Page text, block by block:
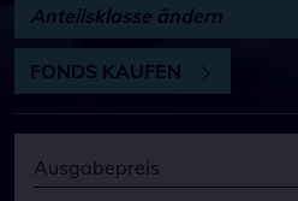
Anteilsklasse ändern
FONDS KAUFEN
Ausgabepreis